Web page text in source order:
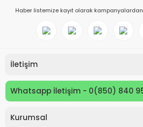
Haber listemize kayıt olarak
İletişim
Whatsapp İletişim - 0(850) 840
Kurumsal